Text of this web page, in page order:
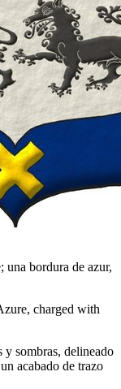
una bordura de azur,
charged with
sombras, delineado
acabado de trazo